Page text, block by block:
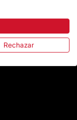
Rechazar